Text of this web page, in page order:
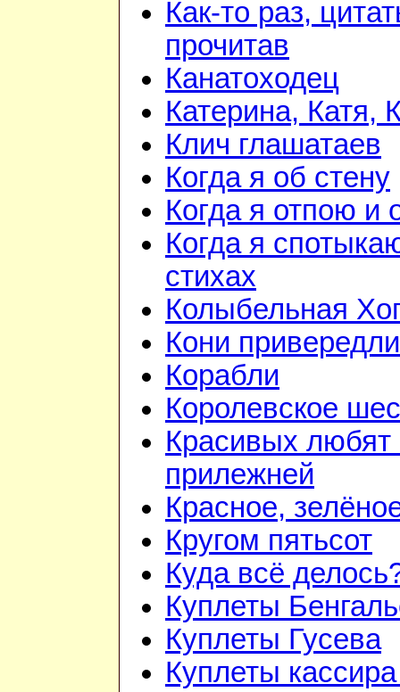
Как-то раз,
прочитав
Канатоходец
Катерина, Катя,
Клич глашатаев
Когда я об стену
Когда я отпою и
Когда я
стихах
Колыбельная
Кони
Корабли
Королевское
Красивых
прилежней
Красное,
Кругом пятьсот
Куда всё
Куплеты
Куплеты Гусева
Куплеты